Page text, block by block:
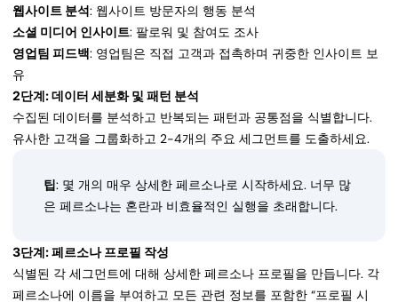
웹사이트 분석: 웹사이트 방문자의 행동 분석
소셜 미디어 인사이트: 팔로워 및 참여도 조사
영업팀 피드백: 영업팀은 직접 고객과 접촉하며 귀중한 인사이트 보
유
2단계: 데이터 세분화 및 패턴 분석
수집된 데이터를 분석하고 반복되는 패턴과 공통점을 식별합니다.
유사한 고객을 그룹화하고 2-4개의 주요 세그먼트를 도출하세요.
팁: 몇 개의 매우 상세한 페르소나로 시작하세요. 너무 많
은 페르소나는 혼란과 비효율적인 실행을 초래합니다.
3단계: 페르소나 프로필 작성
식별된 각 세그먼트에 대해 상세한 페르소나 프로필을 만듭니다. 각
페르소나에 이름을 부여하고 모든 관련 정보를 포함한 “프로필 시